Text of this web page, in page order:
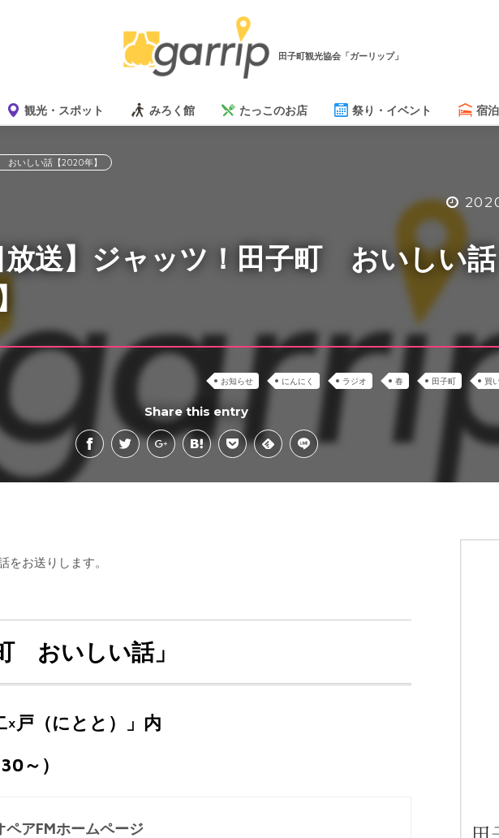
田子町観光協会「ガーリップ」
観光・スポット みろく館 たっこのお店 祭り・イベント 宿泊
おいしい話【2020年】
放送】ジャッツ！田子町 おいしい話
お知らせ にんにく ラジオ 春 田子町 買
Share this entry
をお送りします。
おいしい話」
戸（にとと）」内
～）
ペアFMホームページ